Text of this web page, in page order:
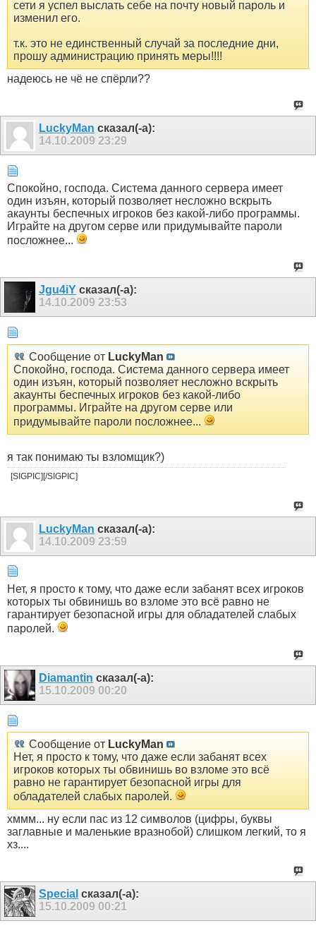
сети я успел выслать себе на почту новый пароль и
изменил его.
т.к. это не единственный случай за последние дни,
прошу администрацию принять меры!!!!
надеюсь не чё не спёрли??
LuckyMan сказал(-а):
14.10.2009 23:29
Спокойно, господа. Система данного сервера имеет
один изъян, который позволяет несложно вскрыть
акаунты беспечных игроков без какой-либо программы.
Играйте на другом серве или придумывайте пароли
посложнее...
Jgu4iY сказал(-а):
14.10.2009 23:53
Сообщение от LuckyMan
Спокойно, господа. Система данного сервера имеет
один изъян, который позволяет несложно вскрыть
акаунты беспечных игроков без какой-либо
программы. Играйте на другом серве или
придумывайте пароли посложнее...
я так понимаю ты взломщик?)
[SIGPIC][/SIGPIC]
LuckyMan сказал(-а):
14.10.2009 23:59
Нет, я просто к тому, что даже если забанят всех игроков
которых ты обвинишь во взломе это всё равно не
гарантирует безопасной игры для обладателей слабых
паролей.
Diamantin сказал(-а):
15.10.2009 00:20
Сообщение от LuckyMan
Нет, я просто к тому, что даже если забанят всех
игроков которых ты обвинишь во взломе это всё
равно не гарантирует безопасной игры для
обладателей слабых паролей.
хммм... ну если пас из 12 символов (цифры, буквы
заглавные и маленькие вразнобой) слишком легкий, то я
хз....
Special сказал(-а):
15.10.2009 00:21